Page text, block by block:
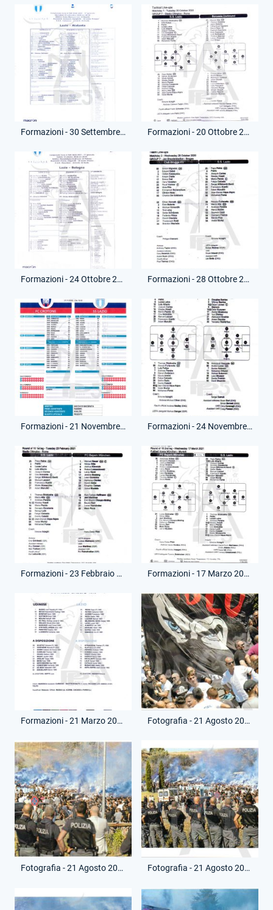
Formazioni - 30 Settembre 2020 - Campionato Serie A - Lazio-Atalanta Formazioni - 20 Ottobre 2020 - Champions League - Lazio-Borussia Dortmund
Formazioni - 24 Ottobre 2020 - Campionato Serie A - Lazio-Bologna Formazioni - 28 Ottobre 2020 - Champions League - Bruges-Lazio
Formazioni - 21 Novembre 2020 - Campionato Serie A - Crotone-Lazio Formazioni - 24 Novembre 2020 - Champions League - Lazio-Zenit San Pietroburgo
Formazioni - 23 Febbraio 2021 - Champions League - Lazio-Bayern Monaco Formazioni - 17 Marzo 2021 - Champions League - Bayern Monaco-Lazio
Formazioni - 21 Marzo 2021 - Campionato Serie A - Udinese-Lazio Fotografia - 21 Agosto 2020 - Privato - Funerale Fabrizio Piscitelli
Fotografia - 21 Agosto 2020 - Privato - Funerale Fabrizio Piscitelli Fotografia - 21 Agosto 2020 - Privato - Funerale Fabrizio Piscitelli